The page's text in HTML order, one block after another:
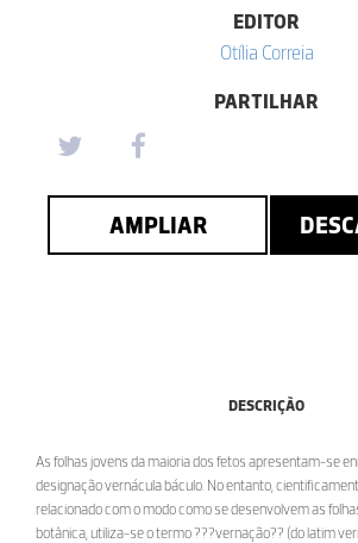
EDITOR
Otília Correia
PARTILHAR
AMPLIAR
DESCRIÇÃO
As folhas jovens da maioria dos fetos apresentam-se
designação vernácula báculo. No entanto,
relacionado com o modo como se desenvolvem as
botânica, utiliza-se o termo ???vernação?? (do latim